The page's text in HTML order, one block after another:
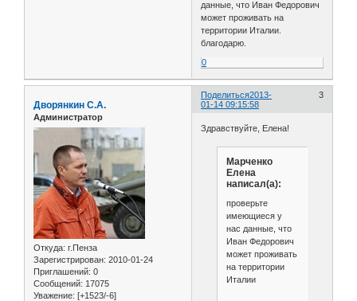
данные, что Иван Федорович
может проживать на
территории Италии.
благодарю.
0
Поделиться 3
2013-
01-14 09:15:58
Дворянкин С.А.
Администратор
Откуда: г.Пенза
Зарегистрирован: 2010-01-24
Приглашений: 0
Сообщений: 17075
Уважение: [+1523/-6]
Здравствуйте, Елена!
Марченко
Елена
написал(а):
проверьте
имеющиеся у
нас данные, что
Иван Федорович
может проживать
на территории
Италии